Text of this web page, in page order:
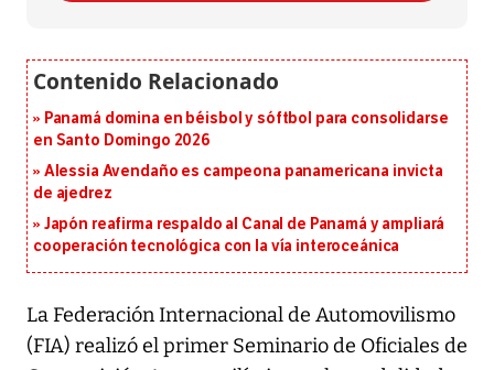
Panamá domina en béisbol y sóftbol para consolidarse
en Santo Domingo 2026
Alessia Avendaño es campeona panamericana invicta
de ajedrez
Japón reafirma respaldo al Canal de Panamá y ampliará
cooperación tecnológica con la vía interoceánica
La Federación Internacional de Automovilismo
(FIA) realizó el primer Seminario de Oficiales de